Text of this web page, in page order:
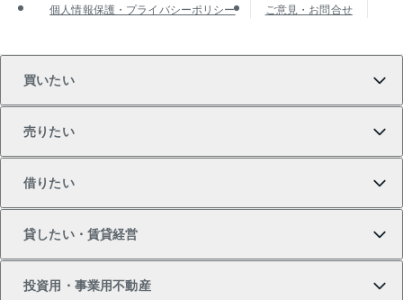
個人情報保護・プライバシーポリシー
ご意見・お問合せ
買いたい
新築・分譲マンションの購入
売りたい
マンションの売却・査定
借りたい
借りたいTOP
貸したい・賃貸経営
投資用・事業用不動産